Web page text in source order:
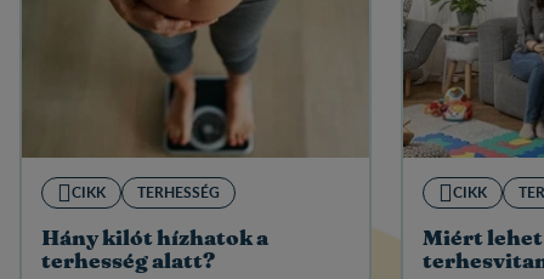
CIKK TERHESSÉG
Hány kilót hízhatok a
terhesség alatt?
CIKK
Miért lehet